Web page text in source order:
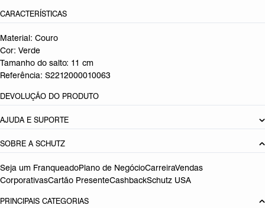
CARACTERÍSTICAS
Material: Couro
Cor: Verde
Tamanho do salto: 11 cm
Referência: S2212000010063
DEVOLUÇÃO DO PRODUTO
AJUDA E SUPORTE
SOBRE A SCHUTZ
Seja um FranqueadoPlano de NegócioCarreiraVendas
CorporativasCartão PresenteCashbackSchutz USA
PRINCIPAIS CATEGORIAS